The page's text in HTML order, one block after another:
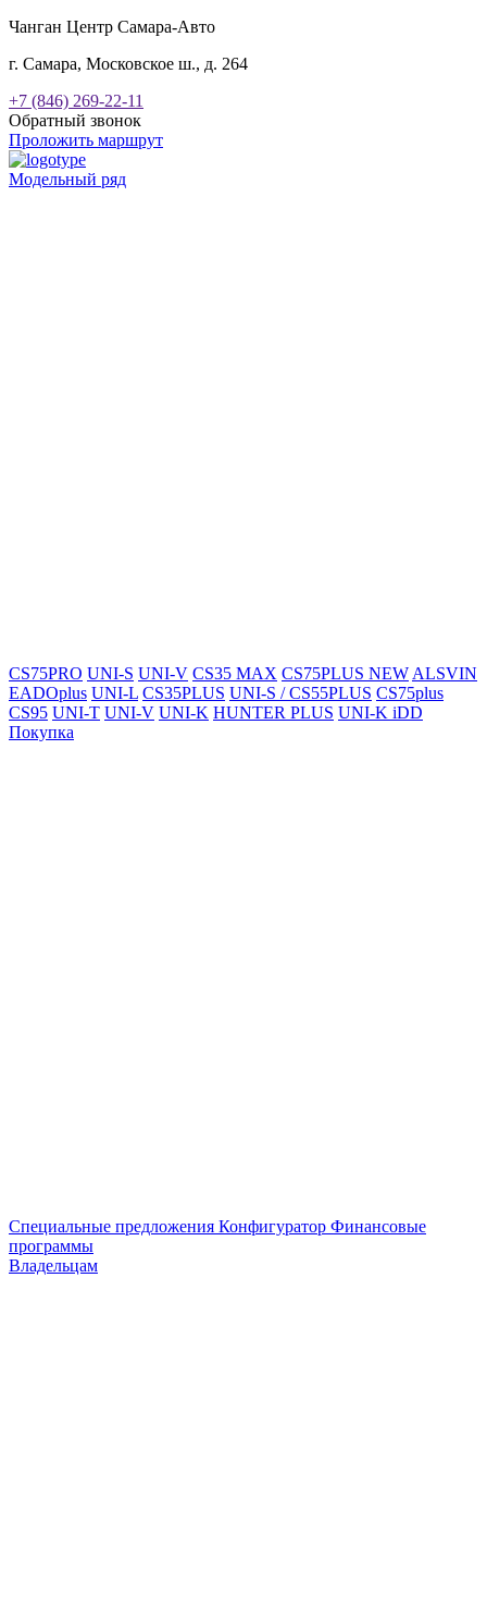
Чанган Центр Самара-Авто
г. Самара, Московское ш., д. 264
+7 (846) 269-22-11
Обратный звонок
Проложить маршрут
Модельный ряд
CS75PRO UNI-S UNI-V CS35 MAX CS75PLUS NEW ALSVIN
EADOplus UNI-L CS35PLUS UNI-S / CS55PLUS CS75plus
CS95 UNI-T UNI-V UNI-K HUNTER PLUS UNI-K iDD
Покупка
Специальные предложения Конфигуратор Финансовые
программы
Владельцам